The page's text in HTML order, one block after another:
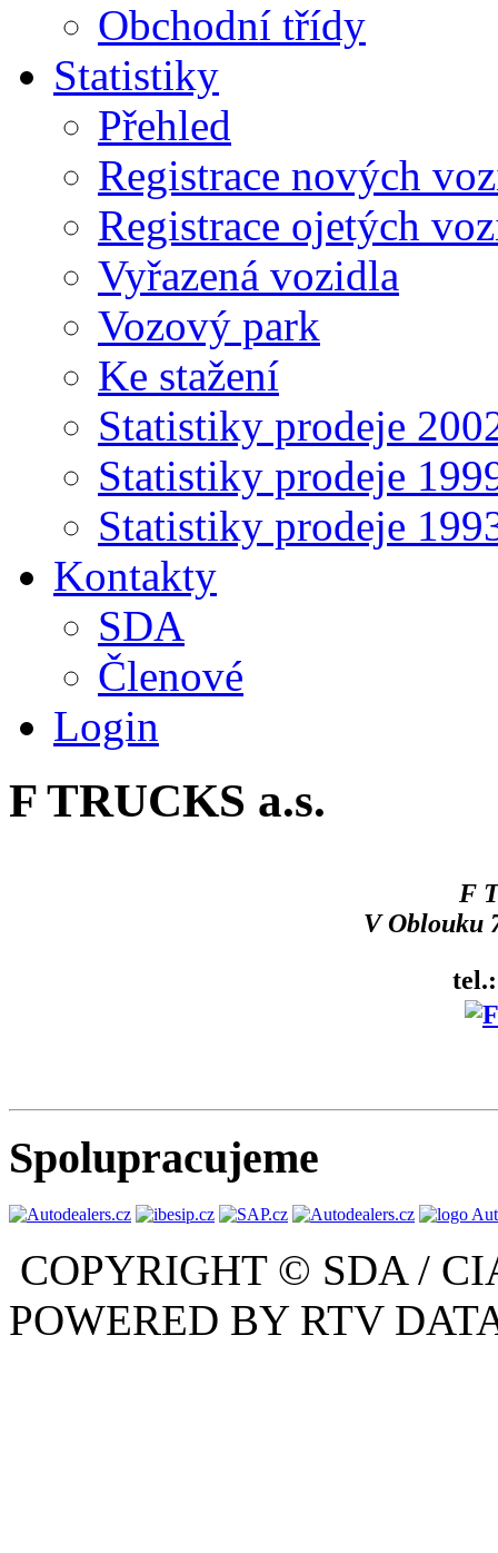
Obchodní třídy
Statistiky
Přehled
Registrace nových
Registrace ojetých
Vyřazená vozidla
Vozový park
Ke stažení
Statistiky prodeje
Statistiky prodeje
Statistiky prodeje
Kontakty
SDA
Členové
Login
F TRUCKS a.s.
F
V Oblouku
Spolupracujeme
COPYRIGHT © SDA /
POWERED BY RTV